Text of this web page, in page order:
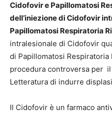
Cidofovir e Papillomatosi
dell’iniezione di Cidofovir
Papillomatosi Respiratoria
intralesionale di Cidofovir
di Papillomatosi Respiratoria
procedura controversa per
Letteratura di indurre
Il Cidofovir è un farmaco